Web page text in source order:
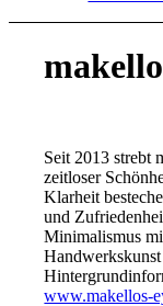
Seit 2013 strebt
zeitloser
Klarheit
und
Minimalismus
www.makellos-